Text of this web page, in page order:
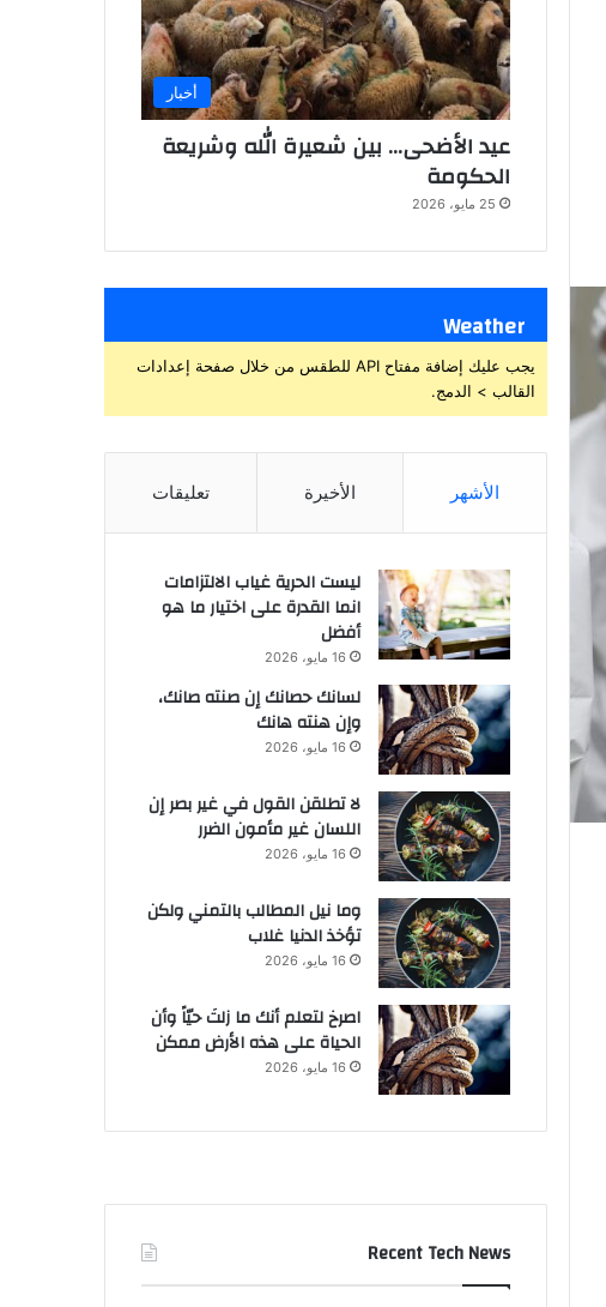
أخبار
عيد الأضحى… بين شعيرة الله وشريعة
الحكومة
25 مايو، 2026
Weather
يجب عليك إضافة مفتاح API للطقس من خلال صفحة إعدادات
القالب > الدمج.
الأشهر الأخيرة تعليقات
ليست الحرية غياب الالتزامات
انما القدرة على اختيار ما هو
أفضل
16 مايو، 2026
لسانك حصانك إن صنته صانك،
وإن هنته هانك
16 مايو، 2026
لا تطلقن القول في غير بصر إن
اللسان غير مأمون الضرر
16 مايو، 2026
وما نيل المطالب بالتمني ولكن
تؤخذ الدنيا غلاب
16 مايو، 2026
‫اصرخ لتعلم أنك ما زلتَ حيّاً وأن
الحياة على هذه الأرض ممكن
16 مايو، 2026
Recent Tech News